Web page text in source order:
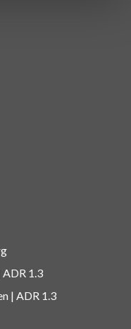
ADR 1.3
| ADR 1.3